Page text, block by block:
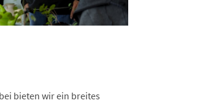
bieten wir ein breites